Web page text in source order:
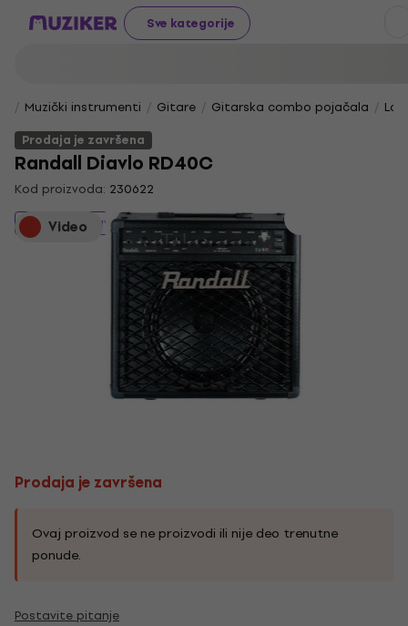
Sve kategorije
Muzički instrumenti Gitare Gitarska combo pojačala
Prodaja je završena
Randall Diavlo RD40C
Kod proizvoda: 230622
Video
Prodaja je završena
Prodaja je završena
Ovaj proizvod se ne proizvodi ili nije deo trenutne
ponude.
Postavite pitanje